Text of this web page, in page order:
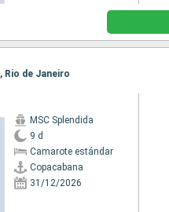
Rio de Janeiro
MSC Splendida
9 d
Camarote estándar
Copacabana
31/12/2026